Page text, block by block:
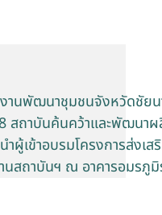
านพัฒนาชุมชนจังหวัดชัยน
สถาบันค้นคว้าและพัฒนา
ผู้เข้าอบรมโครงการส่ง
นสถาบันฯ ณ อาคารอมรภู